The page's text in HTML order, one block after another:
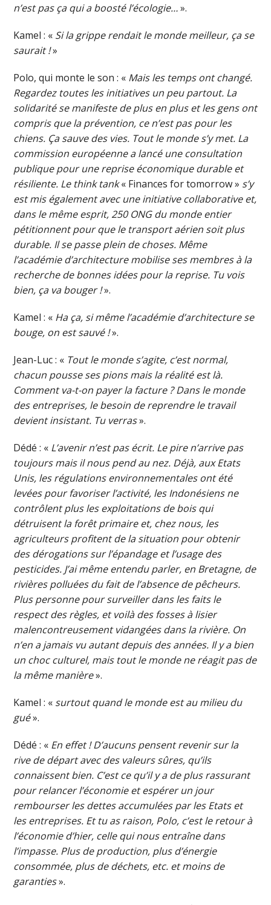
n’est pas ça qui a boosté l’écologie…».
Kamel : « Si la grippe rendait le monde meilleur, ça se
saurait !»
Polo, qui monte le son : « Mais les temps ont changé.
Regardez toutes les initiatives un peu partout. La
solidarité se manifeste de plus en plus et les gens ont
compris que la prévention, ce n’est pas pour les
chiens. Ça sauve des vies. Tout le monde s’y met. La
commission européenne a lancé une consultation
publique pour une reprise économique durable et
résiliente. Le think tank« Finances for tomorrow » s’y
est mis également avec une initiative collaborative et,
dans le même esprit, 250 ONG du monde entier
pétitionnent pour que le transport aérien soit plus
durable. Il se passe plein de choses. Même
l’académie d’architecture mobilise ses membres à la
recherche de bonnes idées pour la reprise. Tu vois
bien, ça va bouger !».
Kamel : « Ha ça, si même l’académie d’architecture se
bouge, on est sauvé !».
Jean-Luc : « Tout le monde s’agite, c’est normal,
chacun pousse ses pions mais la réalité est là.
Comment va-t-on payer la facture ? Dans le monde
des entreprises, le besoin de reprendre le travail
devient insistant. Tu verras».
Dédé : « L’avenir n’est pas écrit. Le pire n’arrive pas
toujours mais il nous pend au nez. Déjà, aux Etats
Unis, les régulations environnementales ont été
levées pour favoriser l’activité, les Indonésiens ne
contrôlent plus les exploitations de bois qui
détruisent la forêt primaire et, chez nous, les
agriculteurs profitent de la situation pour obtenir
des dérogations sur l’épandage et l’usage des
pesticides. J’ai même entendu parler, en Bretagne, de
rivières polluées du fait de l’absence de pêcheurs.
Plus personne pour surveiller dans les faits le
respect des règles, et voilà des fosses à lisier
malencontreusement vidangées dans la rivière. On
n’en a jamais vu autant depuis des années. Il y a bien
un choc culturel, mais tout le monde ne réagit pas de
la même manière».
Kamel : « surtout quand le monde est au milieu du
gué».
Dédé : « En effet ! D’aucuns pensent revenir sur la
rive de départ avec des valeurs sûres, qu’ils
connaissent bien. C’est ce qu’il y a de plus rassurant
pour relancer l’économie et espérer un jour
rembourser les dettes accumulées par les Etats et
les entreprises. Et tu as raison, Polo, c’est le retour à
l’économie d’hier, celle qui nous entraîne dans
l’impasse. Plus de production, plus d’énergie
consommée, plus de déchets, etc. et moins de
garanties».